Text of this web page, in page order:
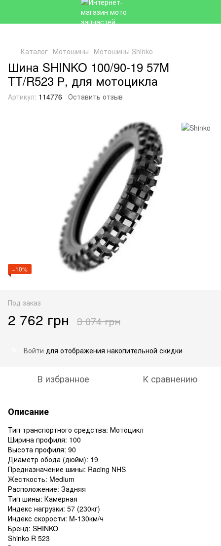
Каталог Мотошины Мотошины Shinko
Шина SHINKO 100/90-19 57M
TT/R523 Р, для мотоцикла
Артикул: 114776 Оставить отзыв
−10%
Под заказ
2 762 грн 3 074 грн
Войти для отображения накопительной скидки
В избранное К сравнению
Описание
Тип транспортного средства: Мотоцикл
Ширина профиля: 100
Высота профиля: 90
Диаметр обода (дюйм): 19
Предназначение шины: Racing NHS
Жесткость: Medium
Расположение: Задняя
Тип шины: Камерная
Индекс нагрузки: 57 (230кг)
Индекс скорости: M-130км/ч
Бренд: SHINKO
Shinko R 523